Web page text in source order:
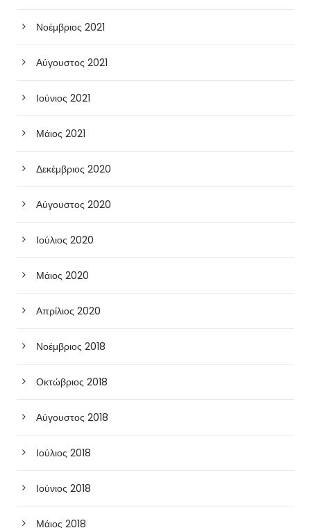
Νοέμβριος 2021
Αύγουστος 2021
Ιούνιος 2021
Μάιος 2021
Δεκέμβριος 2020
Αύγουστος 2020
Ιούλιος 2020
Μάιος 2020
Απρίλιος 2020
Νοέμβριος 2018
Οκτώβριος 2018
Αύγουστος 2018
Ιούλιος 2018
Ιούνιος 2018
Μάιος 2018